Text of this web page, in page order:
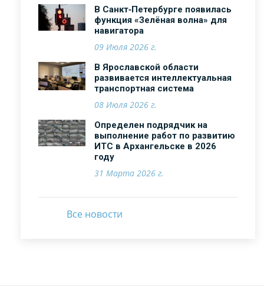
В Санкт‑Петербурге появилась
функция «Зелёная волна» для
навигатора
09 Июля 2026 г.
В Ярославской области
развивается интеллектуальная
транспортная система
08 Июля 2026 г.
Определен подрядчик на
выполнение работ по развитию
ИТС в Архангельске в 2026
году
31 Марта 2026 г.
Все новости